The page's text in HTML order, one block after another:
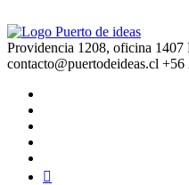
Providencia 1208, oficina 1407
contacto@puertodeideas.cl +56